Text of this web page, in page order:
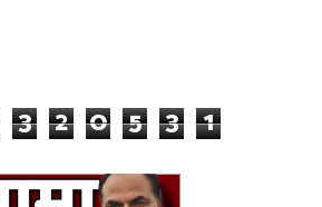
3 2 0 5 3 1